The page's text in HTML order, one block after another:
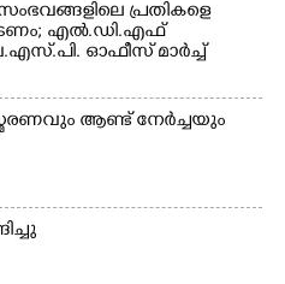
പ്രതികളെ
എൽ.ഡി.എഫ്
ഓഫീസ് മാർച്ച്
ആണ്ട് നേർച്ചയും